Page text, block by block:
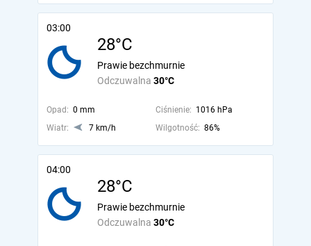
03:00
28°C
Odczuwalna 30°C
Prawie bezchmurnie
Opad: 0 mm Ciśnienie: 1016 hPa
Wiatr:
7 km/h Wilgotność: 86%
04:00
28°C
Odczuwalna 30°C
Prawie bezchmurnie